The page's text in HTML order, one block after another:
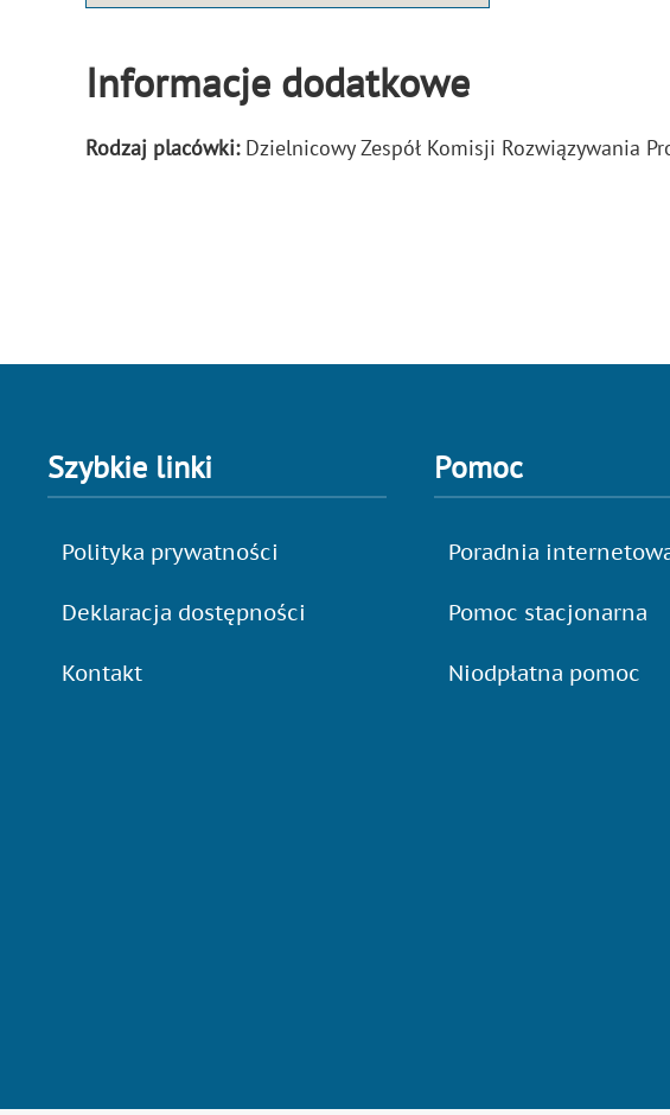
Informacje dodatkowe
Rodzaj placówki: Dzielnicowy Zespół Komisji Rozwiązywania
Szybkie linki
Polityka prywatności
Deklaracja dostępności
Kontakt
Pomoc
Poradnia
Pomoc stacjonarna
Niodpłatna pomoc